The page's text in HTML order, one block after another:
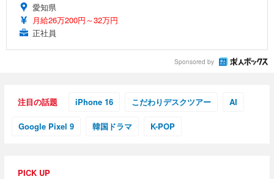
愛知県
月給26万200円～32万円
正社員
Sponsored by
注目の話題 iPhone 16 こだわりデスクツアー AI
Google Pixel 9 韓国ドラマ K-POP
PICK UP